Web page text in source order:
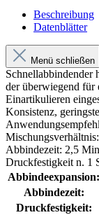
Beschreibung
Datenblätter
Menü schließen
Schnellabbindender
der überwiegend für
Einartikulieren
Konsistenz,
Abbindezeit: 2,5
Druckfestigkeit n. 1
Abbindeexpansion:
Abbindezeit:
Druckfestigkeit: